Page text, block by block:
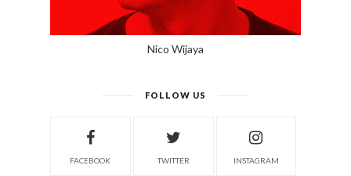
Nico Wijaya
FOLLOW US
FACEBOOK TWITTER INSTAGRAM